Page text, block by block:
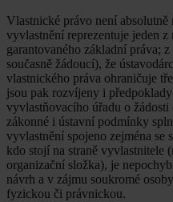
Vlastnické právo není
vyvlastnění reprezentuje jeden z
garantovaného základní práva;
současně žádoucí), že
vlastnického práva ohraničuje
jsou pak rozvíjeny i
vyvlastňovacího úřadu o
zákonné i ústavní podmínky
vyvlastnění spojeno zejména se
kdo stojí na straně vyvlastnitele
organizační složka), je
návrh a v zájmu soukromé
fyzickou či právnickou.